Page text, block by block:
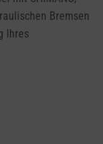
Bremsen
Ihres